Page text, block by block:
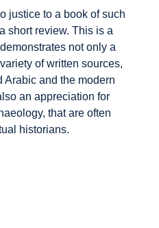
justice to a book of such
short review. This is a
not only a
of written sources,
and the modern
an appreciation for
that are often
historians.